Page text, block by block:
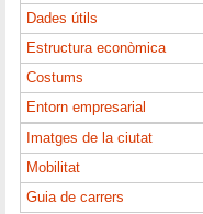
Dades útils
Estructura econòmica
Costums
Entorn empresarial
Imatges de la ciutat
Mobilitat
Guia de carrers